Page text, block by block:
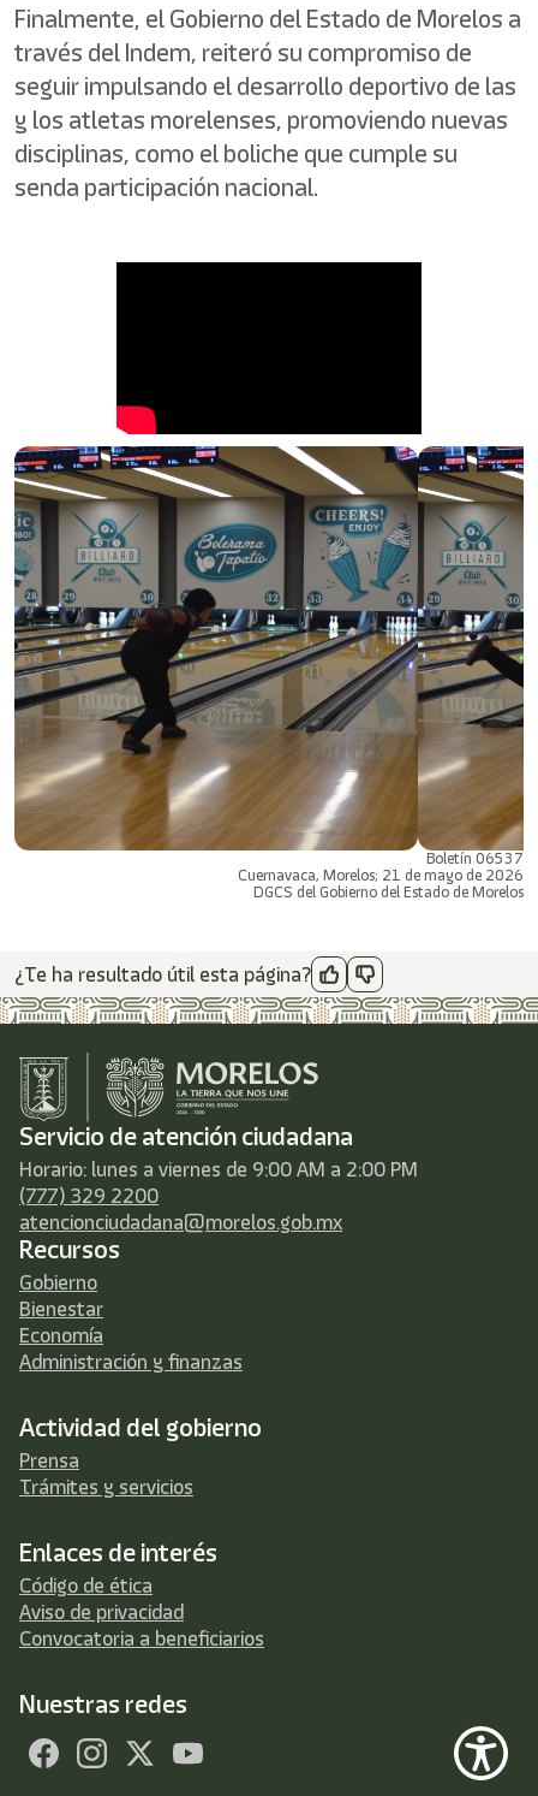
Finalmente, el Gobierno del Estado de Morelos a
través del Indem, reiteró su compromiso de
seguir impulsando el desarrollo deportivo de las
y los atletas morelenses, promoviendo nuevas
disciplinas, como el boliche que cumple su
senda participación nacional.
Boletín 06537
Cuernavaca, Morelos; 21 de mayo de 2026
DGCS del Gobierno del Estado de Morelos
¿Te ha resultado útil esta página?
Servicio de atención ciudadana
Horario: lunes a viernes de 9:00 AM a 2:00 PM
(777) 329 2200
atencionciudadana@morelos.gob.mx
Recursos
Gobierno
Bienestar
Economía
Administración y finanzas
Actividad del gobierno
Prensa
Trámites y servicios
Enlaces de interés
Código de ética
Aviso de privacidad
Convocatoria a beneficiarios
Nuestras redes